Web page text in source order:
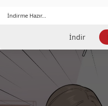
İndirme Hazır...
İndir